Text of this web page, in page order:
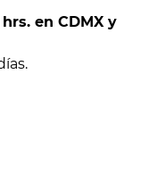
en CDMX y